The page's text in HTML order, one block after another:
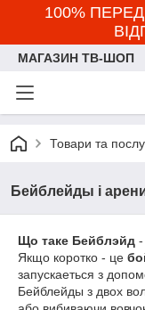
100%
МАГАЗИН ТВ-ШОП
Товари та
Бейблейды і
Що таке Бейблэйд -
Якщо коротко - це
запускаеться з
Бейблейды з двох